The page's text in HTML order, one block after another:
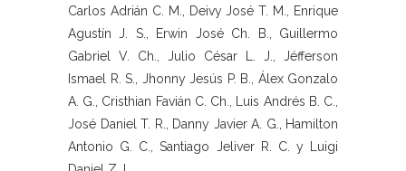
Carlos Adrián C. M., Deivy José T. M., Enrique
Agustín J. S., Erwin José Ch. B., Guillermo
Gabriel V. Ch., Julio César L. J., Jéfferson
Ismael R. S., Jhonny Jesús P. B., Álex Gonzalo
A. G., Cristhian Favián C. Ch., Luis Andrés B. C.,
José Daniel T. R., Danny Javier A. G., Hamilton
Antonio G. C., Santiago Jeliver R. C. y Luigi